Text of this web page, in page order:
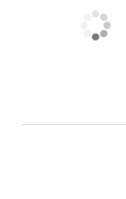
【付属品/ギミ
・多重装甲
・ブレザー